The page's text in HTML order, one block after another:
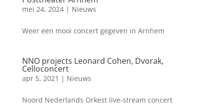
mei 24, 2024| Nieuws
Weer een mooi concert gegeven in Arnhem
NNO projects Leonard Cohen, Dvorak,
Celloconcert
apr 5, 2021 | Nieuws
Noord Nederlands Orkest live-stream concert